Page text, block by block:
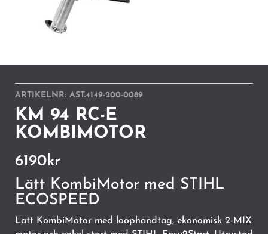
ARTIKELNR: AST.4149-200-0089
KM 94 RC-E
KOMBIMOTOR
6190kr
Lätt KombiMotor med STIHL
ECOSPEED
Lätt KombiMotor med loophandtag, ekonomisk 2-MIX